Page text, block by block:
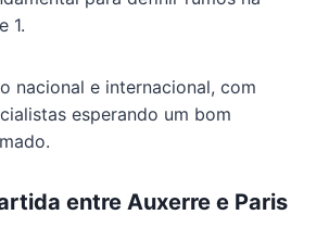
1.
nacional e internacional, com
esperando um bom
entre Auxerre e Paris